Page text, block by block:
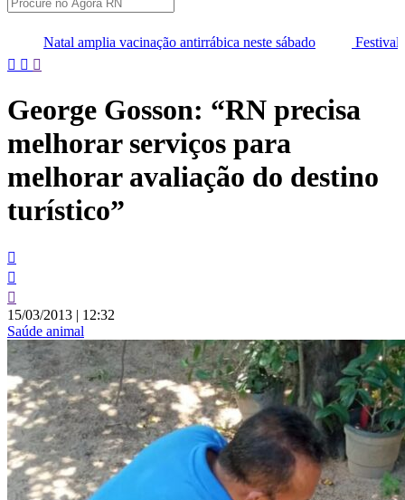
antirrábica neste sábado
Festival Sesc de Música entra
Pular
conteúdo
George Gosson: “RN precisa
melhorar serviços para
melhorar avaliação do destino
turístico”
15/03/2013 | 12:32
Saúde animal